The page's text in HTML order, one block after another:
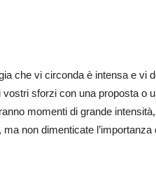
che vi circonda è intensa e vi
sforzi con una proposta o
momenti di grande
non dimenticate l’importanza